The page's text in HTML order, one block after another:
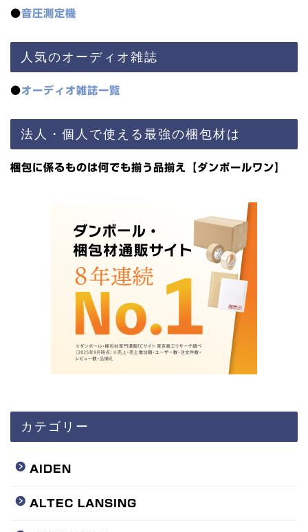
●音圧測定機
人気のオーディオ雑誌
●オーディオ雑誌一覧
法人・個人で使える最強の梱包材は
梱包に係るものは何でも揃う品揃え【ダンボールワン】
カテゴリー
AIDEN
ALTEC LANSING